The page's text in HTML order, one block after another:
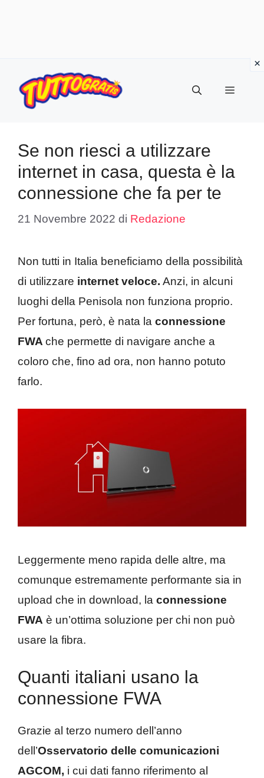
contenuto
Menu
Se non riesci a utilizzare
internet in casa, questa è la
connessione che fa per te
21 Novembre 2022 di Redazione
Non tutti in Italia beneficiamo della possibilità
di utilizzare internet veloce. Anzi, in alcuni
luoghi della Penisola non funziona proprio.
Per fortuna, però, è nata la connessione
FWA che permette di navigare anche a
coloro che, fino ad ora, non hanno potuto
farlo.
Leggermente meno rapida delle altre, ma
comunque estremamente performante sia in
upload che in download, la connessione
FWA è un’ottima soluzione per chi non può
usare la fibra.
Quanti italiani usano la
connessione FWA
Grazie al terzo numero dell’anno
dell’Osservatorio delle comunicazioni
AGCOM, i cui dati fanno riferimento al